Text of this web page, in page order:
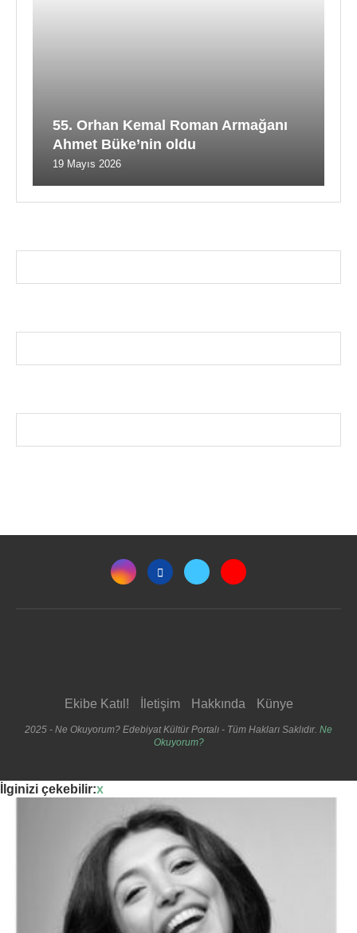
55. Orhan Kemal Roman Armağanı
Ahmet Büke’nin oldu
19 Mayıs 2026
Ekibe Katıl! İletişim Hakkında Künye
2025 - Ne Okuyorum? Edebiyat Kültür Portalı - Tüm Hakları Saklıdır. Ne
Okuyorum?
İlginizi çekebilir:x